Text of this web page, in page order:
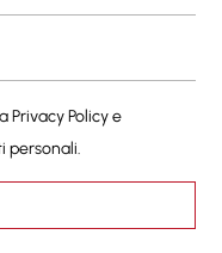
Privacy Policye
personali.